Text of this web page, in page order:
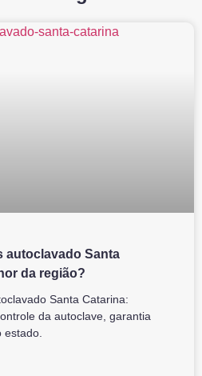
autoclavado Santa
da região?
Santa Catarina:
da autoclave, garantia
estado.